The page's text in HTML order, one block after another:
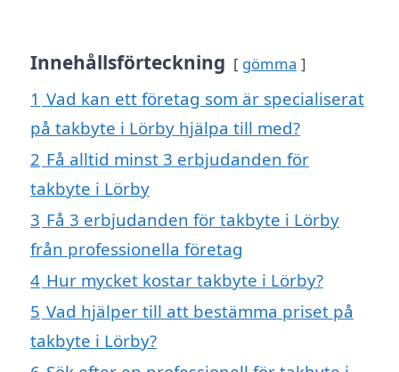
Innehållsförteckning gömma
1 Vad kan ett företag som är specialiserat
på takbyte i Lörby hjälpa till med?
2 Få alltid minst 3 erbjudanden för
takbyte i Lörby
3 Få 3 erbjudanden för takbyte i Lörby
från professionella företag
4 Hur mycket kostar takbyte i Lörby?
5 Vad hjälper till att bestämma priset på
takbyte i Lörby?